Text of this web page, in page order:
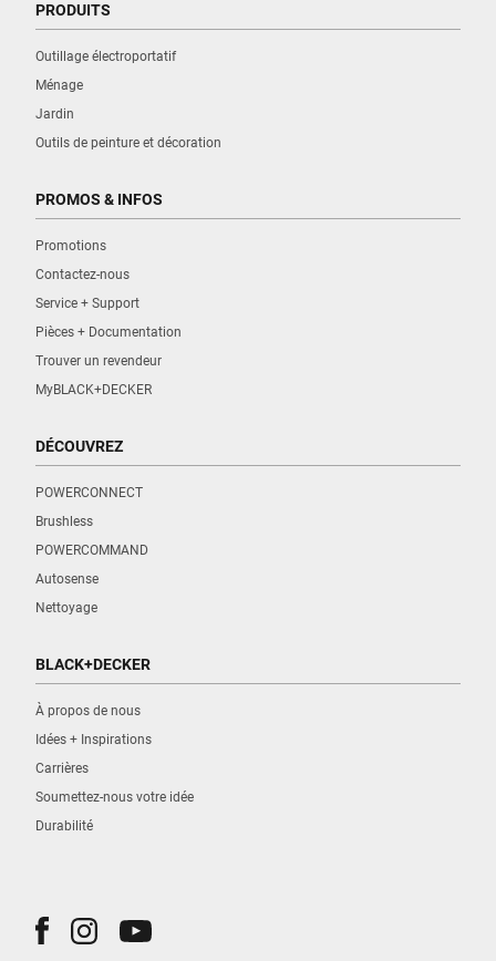
PRODUITS
Outillage électroportatif
Ménage
Jardin
Outils de peinture et décoration
PROMOS & INFOS
Promotions
Contactez-nous
Service + Support
Pièces + Documentation
Trouver un revendeur
MyBLACK+DECKER
DÉCOUVREZ
POWERCONNECT
Brushless
POWERCOMMAND
Autosense
Nettoyage
BLACK+DECKER
À propos de nous
Idées + Inspirations
Carrières
Soumettez-nous votre idée
Durabilité